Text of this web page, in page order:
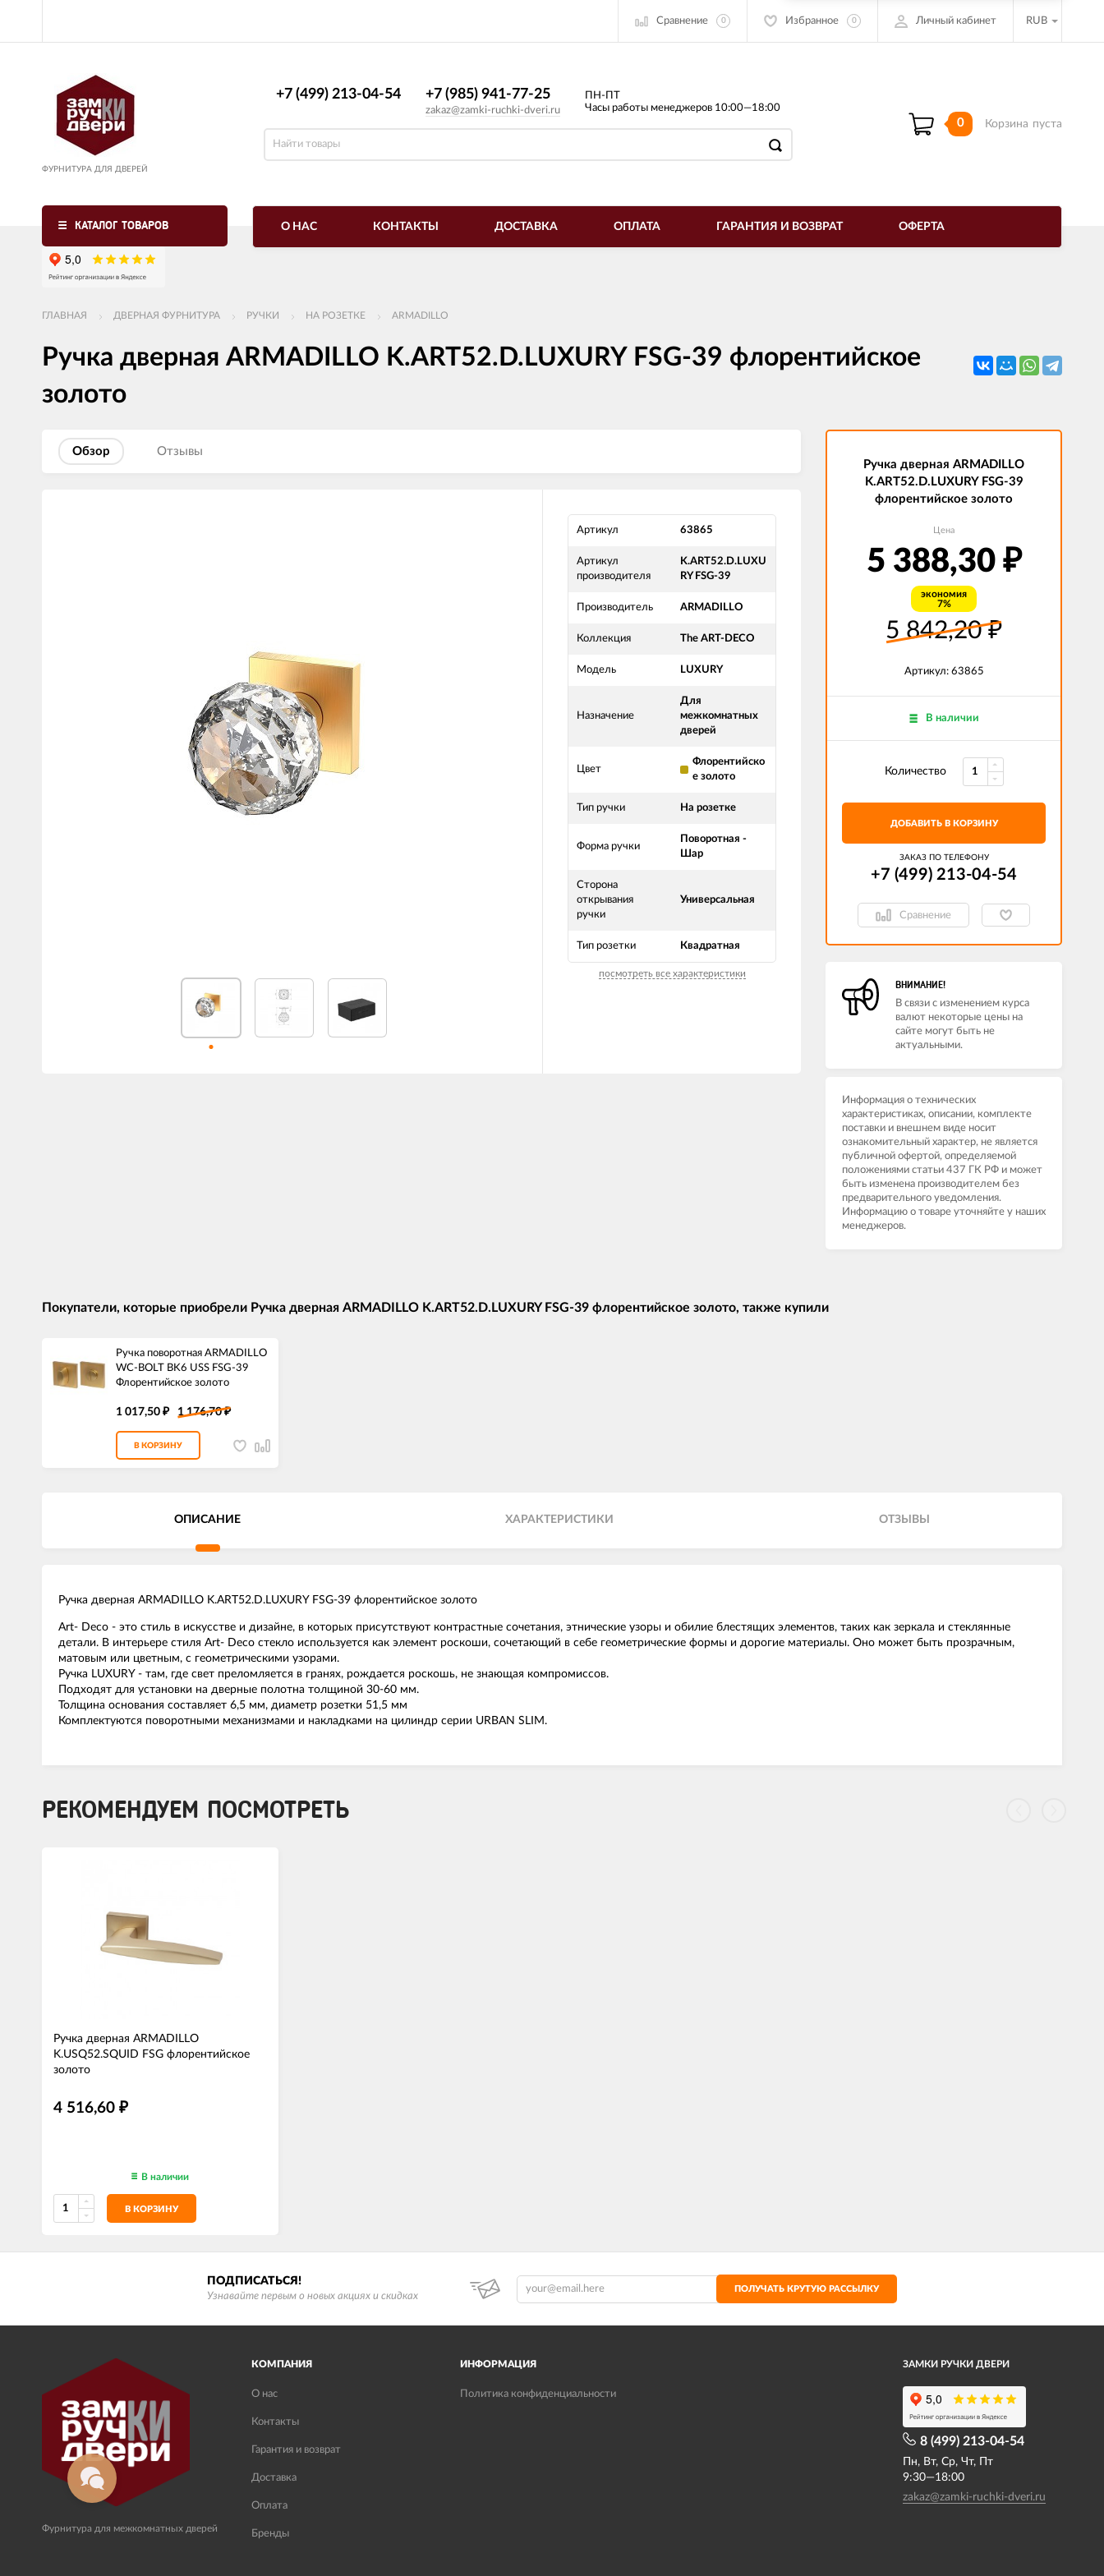
Сравнение 0 Избранное 0 Личный кабинет RUB
ФУРНИТУРА ДЛЯ ДВЕРЕЙ
+7 (499) 213-04-54​ +7 (985) 941-77-25
zakaz@zamki-ruchki-dveri.ru
ПН-ПТ
Часы работы менеджеров 10:00—18:00
0 Корзина пуста
КАТАЛОГ ТОВАРОВ О НАС КОНТАКТЫ ДОСТАВКА ОПЛАТА ГАРАНТИЯ И ВОЗВРАТ ОФЕРТА
ГЛАВНАЯ ДВЕРНАЯ ФУРНИТУРА РУЧКИ НА РОЗЕТКЕ ARMADILLO
Ручка дверная ARMADILLO K.ART52.D.LUXURY FSG-39 флорентийское
золото
Обзор Отзывы
Артикул 63865
Артикул
производителя
K.ART52.D.LUXU
RY FSG-39
Производитель ARMADILLO
Коллекция The ART-DECO
Модель LUXURY
Назначение
Для
межкомнатных
дверей
Цвет
Флорентийско
е золото
Тип ручки На розетке
Форма ручки
Поворотная -
Шар
Сторона
открывания
ручки
Универсальная
Тип розетки Квадратная
посмотреть все характеристики
Ручка дверная ARMADILLO
K.ART52.D.LUXURY FSG-39
флорентийское золото
Цена
5 388,30 ₽
экономия
7%
5 842,20₽
Артикул: 63865
В наличии
Количество
ДОБАВИТЬ В КОРЗИНУ
ЗАКАЗ ПО ТЕЛЕФОНУ
+7 (499) 213-04-54​
Сравнение
ВНИМАНИЕ!
В связи с изменением курса
валют некоторые цены на
сайте могут быть не
актуальными.
Информация о технических
характеристиках, описании, комплекте
поставки и внешнем виде носит
ознакомительный характер, не является
публичной офертой, определяемой
положениями статьи 437 ГК РФ и может
быть изменена производителем без
предварительного уведомления.
Информацию о товаре уточняйте у наших
менеджеров.
Покупатели, которые приобрели Ручка дверная ARMADILLO K.ART52.D.LUXURY FSG-39 флорентийское золото, также купили
Ручка поворотная ARMADILLO
WC-BOLT BK6 USS FSG-39
Флорентийское золото
1 017,50 ₽ 1 176,70₽
В КОРЗИНУ
ОПИСАНИЕ ХАРАКТЕРИСТИКИ ОТЗЫВЫ
Ручка дверная ARMADILLO K.ART52.D.LUXURY FSG-39 флорентийское золото
Art- Deco - это стиль в искусстве и дизайне, в которых присутствуют контрастные сочетания, этнические узоры и обилие блестящих элементов, таких как зеркала и стеклянные
детали. В интерьере стиля Art- Deco стекло используется как элемент роскоши, сочетающий в себе геометрические формы и дорогие материалы. Оно может быть прозрачным,
матовым или цветным, с геометрическими узорами.
Ручка LUXURY - там, где свет преломляется в гранях, рождается роскошь, не знающая компромиссов.
Подходят для установки на дверные полотна толщиной 30-60 мм.
Толщина основания составляет 6,5 мм, диаметр розетки 51,5 мм
Комплектуются поворотными механизмами и накладками на цилиндр серии URBAN SLIM.
РЕКОМЕНДУЕМ ПОСМОТРЕТЬ
Ручка дверная ARMADILLO
K.USQ52.SQUID FSG флорентийское
золото
4 516,60 ₽
В наличии
В КОРЗИНУ
ПОДПИСАТЬСЯ!
Узнавайте первым о новых акциях и скидках
ПОЛУЧАТЬ КРУТУЮ РАССЫЛКУ
Фурнитура для межкомнатных дверей
КОМПАНИЯ
О нас
Контакты
Гарантия и возврат
Доставка
Оплата
Бренды
ИНФОРМАЦИЯ
Политика конфиденциальности
ЗАМКИ РУЧКИ ДВЕРИ
8 (499) 213-04-54​
Пн, Вт, Ср, Чт, Пт
9:30—18:00
zakaz@zamki-ruchki-dveri.ru